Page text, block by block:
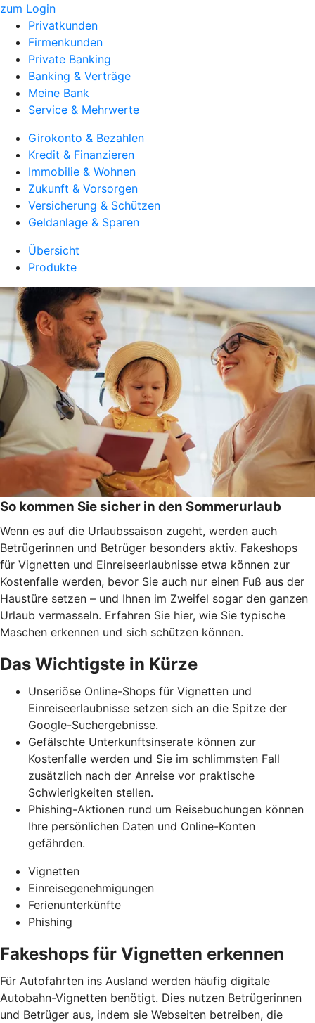
zum Login
Privatkunden
Firmenkunden
Private Banking
Banking & Verträge
Meine Bank
Service & Mehrwerte
Girokonto & Bezahlen
Kredit & Finanzieren
Immobilie & Wohnen
Zukunft & Vorsorgen
Versicherung & Schützen
Geldanlage & Sparen
Übersicht
Produkte
So kommen Sie sicher in den Sommerurlaub
Wenn es auf die Urlaubssaison zugeht, werden auch
Betrügerinnen und Betrüger besonders aktiv. Fakeshops
für Vignetten und Einreiseerlaubnisse etwa können zur
Kostenfalle werden, bevor Sie auch nur einen Fuß aus der
Haustüre setzen – und Ihnen im Zweifel sogar den ganzen
Urlaub vermasseln. Erfahren Sie hier, wie Sie typische
Maschen erkennen und sich schützen können.
Das Wichtigste in Kürze
Unseriöse Online-Shops für Vignetten und
Einreiseerlaubnisse setzen sich an die Spitze der
Google-Suchergebnisse.
Gefälschte Unterkunftsinserate können zur
Kostenfalle werden und Sie im schlimmsten Fall
zusätzlich nach der Anreise vor praktische
Schwierigkeiten stellen.
Phishing-Aktionen rund um Reisebuchungen können
Ihre persönlichen Daten und Online-Konten
gefährden.
Vignetten
Einreisegenehmigungen
Ferienunterkünfte
Phishing
Fakeshops für Vignetten erkennen
Für Autofahrten ins Ausland werden häufig digitale
Autobahn-Vignetten benötigt. Dies nutzen Betrügerinnen
und Betrüger aus, indem sie Webseiten betreiben, die